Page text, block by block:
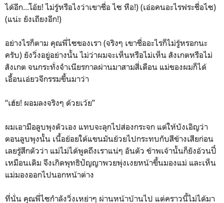
ได้อีก...โอ๊ย! ไม่รู้หรือไงว่าเขาชื่อ ไซ หือ!) (เอ่อคนอะไรฟระชื่อไซ)
(แน่ะ ยังเถียงอีก!)
อย่างไรก็ตาม คุณพี่ไซของเรา (จริงๆ เขาชื่ออะไรก็ไม่รู้หรอกนะ
ครับ) ยังวิ่งอยู่อย่างนั้น ไม่ว่าผมจะเห็นหรือไม่เห็น สังเกตหรือไม่
สังเกต จนกระทั่งจำเนียรกาลผ่านมาสามสี่เดือน แม่ของผมก็ได้
เอื้อนเอ่ยวจีกรรมขึ้นมาว่า
“เฮ้ย! ผอมลงจริงๆ ด้วยเว้ย”
ผมเอามือลูบพุงตัวเอง แทบจะลุกไปส่องกระจก แต่ให้บังเอิญว่า
ตอนลูบพุงนั้น เนื้อย้อยใต้แขนมันย้วยไปกระทบกับสีข้างเสียก่อน
เลยรู้สึกตัวว่า แม่ไม่ได้พูดถึงเราแน่ๆ อันตัว ข้าพเจ้านั้นก็ยังอ้วนปี๋
เหมือนเดิม จึงเกิดพุทธิปัญญาพวยพุ่งเงยหน้าขึ้นมองแม่ และเห็น
แม่มองออกไปนอกหน้าต่าง
ที่นั่น คุณพี่ไซกำลังวิ่งเหย่าๆ ผ่านหน้าบ้านไป แต่คราวนี้ไม่ได้มา